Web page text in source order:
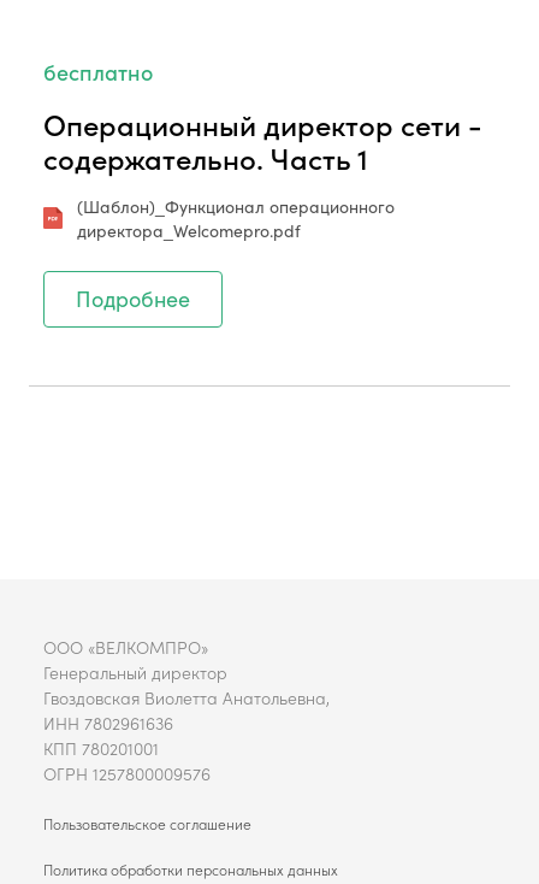
Операционный директор сети -
содержательно. Часть 1
(Шаблон)_Функционал операционного
директора_Welcomepro.pdf
Подробнее
бесплатно
ООО «ВЕЛКОМПРО»
Генеральный директор
Гвоздовская Виолетта Анатольевна,
ИНН 7802961636
КПП 780201001
ОГРН 1257800009576
Пользовательское соглашение
Политика обработки персональных данных